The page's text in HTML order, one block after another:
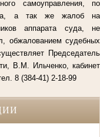
самоуправления, по
а так же жалоб на
аппарата суда, не
обжалованием судебных
Председатель
В.М. Ильченко, кабинет
8 (384-41) 2-18-99